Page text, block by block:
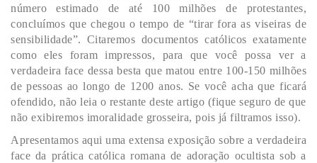
número estimado de até 100 milhões de protestantes,
concluímos que chegou o tempo de “tirar fora as viseiras de
sensibilidade”. Citaremos documentos católicos exatamente
como eles foram impressos, para que você possa ver a
verdadeira face dessa besta que matou entre 100-150 milhões
de pessoas ao longo de 1200 anos. Se você acha que ficará
ofendido, não leia o restante deste artigo (fique seguro de que
não exibiremos imoralidade grosseira, pois já filtramos isso).
Apresentamos aqui uma extensa exposição sobre a verdadeira
face da prática católica romana de adoração ocultista sob a